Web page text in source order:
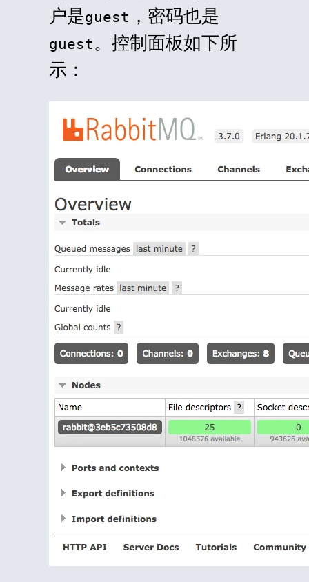
户是guest ，密码也是
guest。控制面板如下所
示：